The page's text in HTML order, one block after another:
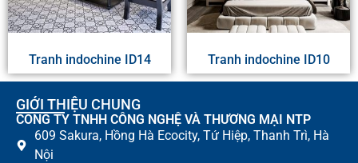
Tranh indochine ID14 Tranh indochine ID10
GIỚI THIỆU CHUNG
CÔNG TY TNHH CÔNG NGHỆ VÀ THƯƠNG MẠI NTP
609 Sakura, Hồng Hà Ecocity, Tứ Hiệp, Thanh Trì, Hà
Nội